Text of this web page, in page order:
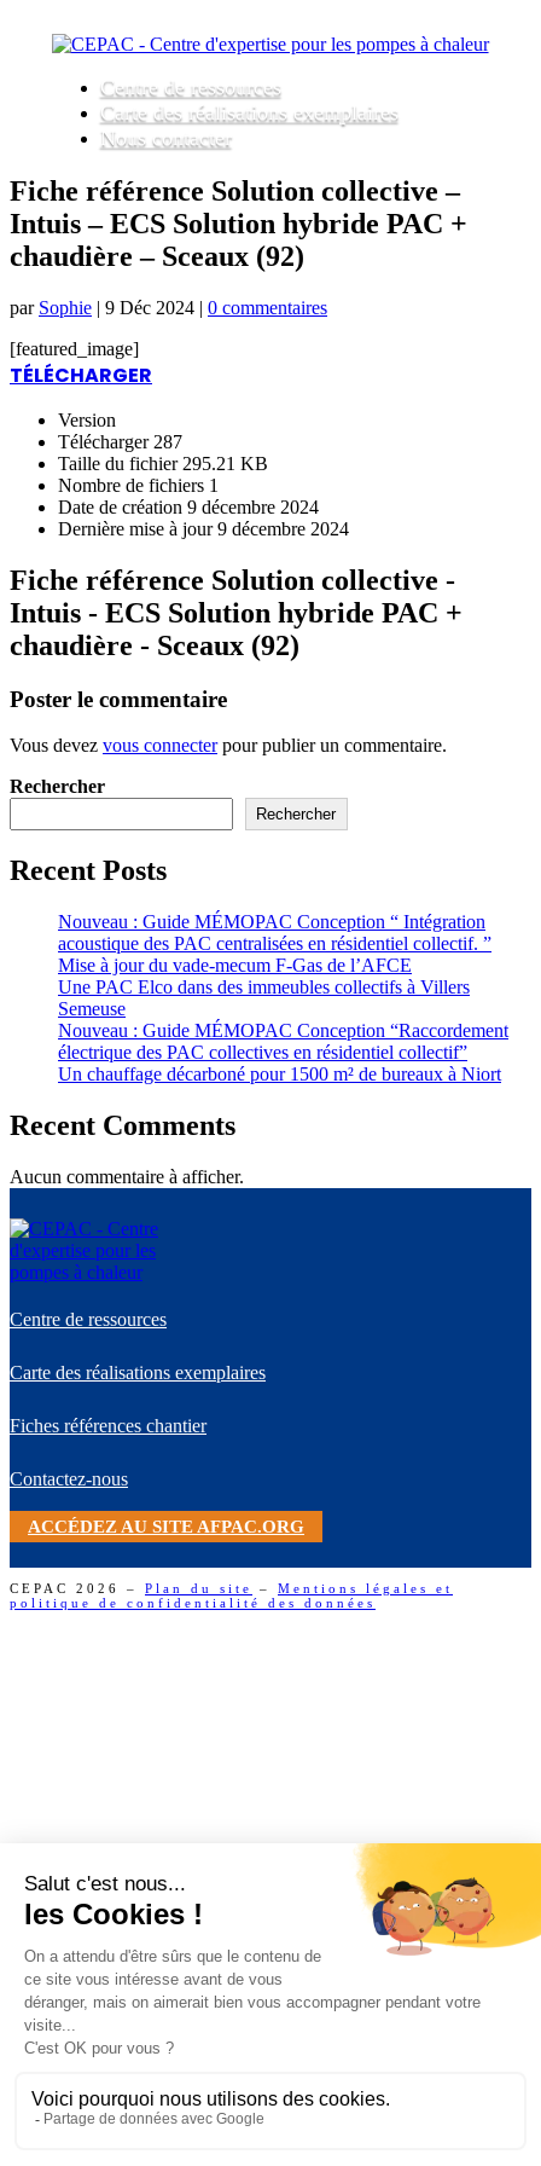
Centre de ressources
Carte des réalisations exemplaires
Nous contacter
Fiche référence Solution collective –
Intuis – ECS Solution hybride PAC +
chaudière – Sceaux (92)
par Sophie | 9 Déc 2024 | 0 commentaires
[featured_image]
TÉLÉCHARGER
Version
Télécharger 287
Taille du fichier 295.21 KB
Nombre de fichiers 1
Date de création 9 décembre 2024
Dernière mise à jour9 décembre 2024
Fiche référence Solution collective -
Intuis - ECS Solution hybride PAC +
chaudière - Sceaux (92)
Poster le commentaire
Vous devez vous connecterpour publier un commentaire.
Rechercher
Rechercher
Recent Posts
Nouveau : Guide MÉMOPAC Conception “ Intégration
acoustique des PAC centralisées en résidentiel collectif. ”
Mise à jour du vade-mecum F-Gas de l’AFCE
Une PAC Elco dans des immeubles collectifs à Villers
Semeuse
Nouveau : Guide MÉMOPAC Conception “Raccordement
électrique des PAC collectives en résidentiel collectif”
Un chauffage décarboné pour 1500 m² de bureaux à Niort
Recent Comments
Aucun commentaire à afficher.
Centre de ressources
Carte des réalisations exemplaires
Fiches références chantier
Contactez-nous
ACCÉDEZ AU SITE AFPAC.ORG
CEPAC 2026 – Plan du site – Mentions légales et
politique de confidentialité des données